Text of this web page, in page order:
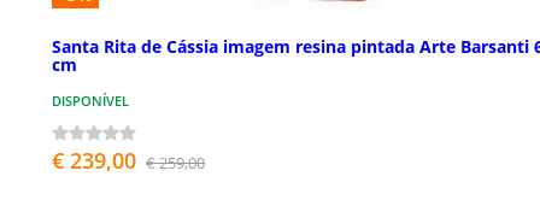
Santa Rita de Cássia imagem resina pintada Arte Barsanti
cm
DISPONÍVEL
€ 239,00 € 259,00